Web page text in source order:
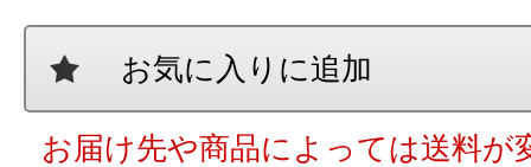
お気に入りに追加
お届け先や商品によっては送料が